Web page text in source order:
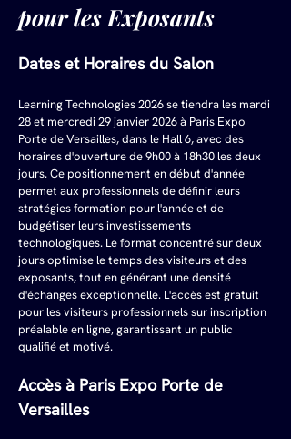
pour les Exposants
Dates et Horaires du Salon
Learning Technologies 2026 se tiendra les mardi
28 et mercredi 29 janvier 2026 à Paris Expo
Porte de Versailles, dans le Hall 6, avec des
horaires d'ouverture de 9h00 à 18h30 les deux
jours. Ce positionnement en début d'année
permet aux professionnels de définir leurs
stratégies formation pour l'année et de
budgétiser leurs investissements
technologiques. Le format concentré sur deux
jours optimise le temps des visiteurs et des
exposants, tout en générant une densité
d'échanges exceptionnelle. L'accès est gratuit
pour les visiteurs professionnels sur inscription
préalable en ligne, garantissant un public
qualifié et motivé.
Accès à Paris Expo Porte de
Versailles